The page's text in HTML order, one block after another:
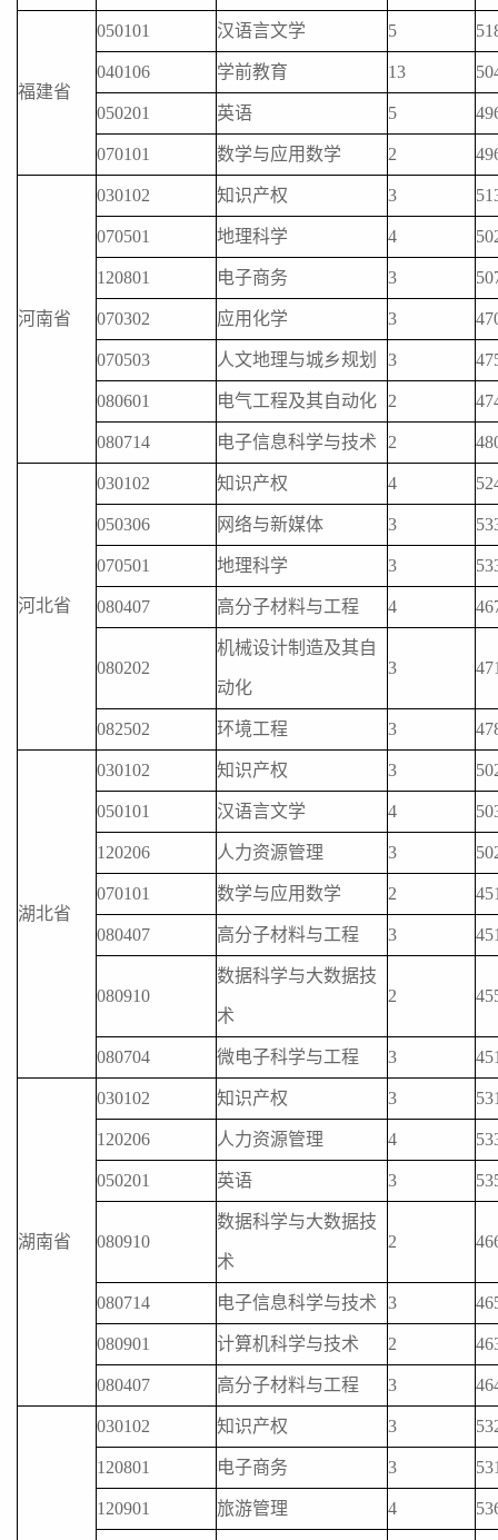
福建省
050101 汉语言文学 5
040106 学前教育 13
050201 英语 5
070101 数学与应用数学 2
河南省
030102 知识产权 3
070501 地理科学 4
120801 电子商务 3
070302 应用化学 3
070503 人文地理与城乡规划 3
080601 电气工程及其自动化 2
080714 电子信息科学与技术 2
河北省
030102 知识产权 4
050306 网络与新媒体 3
070501 地理科学 3
080407 高分子材料与工程 4
080202
机械设计制造及其自
动化
3
082502 环境工程 3
湖北省
030102 知识产权 3
050101 汉语言文学 4
120206 人力资源管理 3
070101 数学与应用数学 2
080407 高分子材料与工程 3
080910
数据科学与大数据技
术
2
080704 微电子科学与工程 3
湖南省
030102 知识产权 3
120206 人力资源管理 4
050201 英语 3
080910
数据科学与大数据技
术
2
080714 电子信息科学与技术 3
080901 计算机科学与技术 2
080407 高分子材料与工程 3
030102 知识产权 3
120801 电子商务 3
120901 旅游管理 4